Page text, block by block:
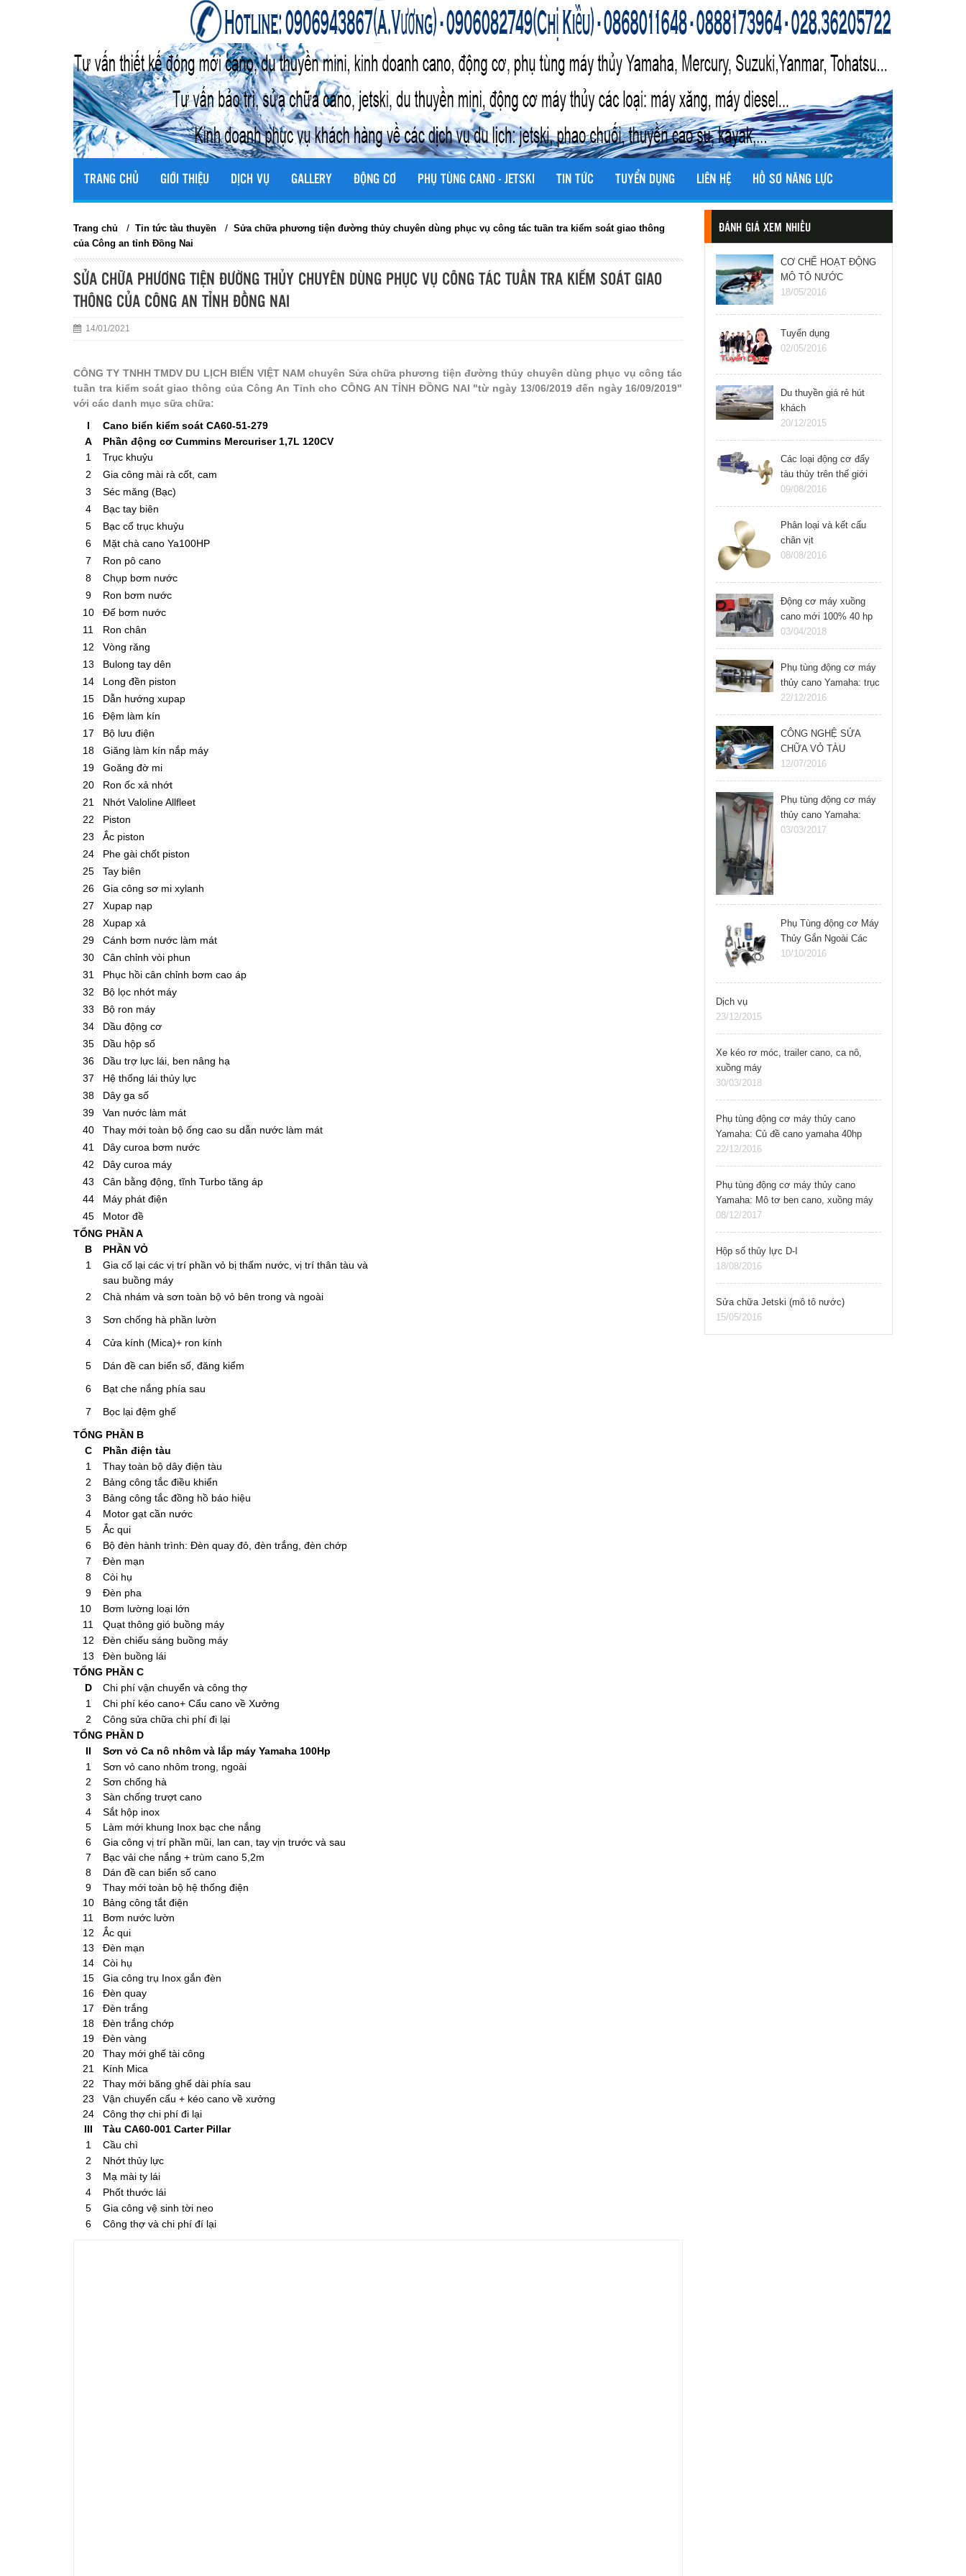
TRANG CHỦ GIỚI THIỆU DỊCH VỤ GALLERY ĐỘNG CƠ PHỤ TÙNG CANO - JETSKI TIN TỨC TUYỂN DỤNG LIÊN HỆ HỒ SƠ NĂNG LỰC
Trang chủ / Tin tức tàu thuyền / Sửa chữa phương tiện đường thủy chuyên dùng phục vụ công tác tuần tra kiểm soát giao thông
của Công an tỉnh Đồng Nai
SỬA CHỮA PHƯƠNG TIỆN ĐƯỜNG THỦY CHUYÊN DÙNG PHỤC VỤ CÔNG TÁC TUẦN TRA KIỂM SOÁT GIAO
THÔNG CỦA CÔNG AN TỈNH ĐỒNG NAI
14/01/2021
CÔNG TY TNHH TMDV DU LỊCH BIỂN VIỆT NAM chuyên Sửa chữa phương tiện đường thủy chuyên dùng phục vụ công tác
tuần tra kiểm soát giao thông của Công An Tỉnh cho CÔNG AN TỈNH ĐỒNG NAI "từ ngày 13/06/2019 đến ngày 16/09/2019"
với các danh mục sữa chữa:
I
Cano biển kiểm soát CA60-51-279
A
Phần động cơ Cummins Mercuriser 1,7L 120CV
1
Trục khuỷu
2
Gia công mài rà cốt, cam
3
Séc măng (Bạc)
4
Bạc tay biên
5
Bạc cổ trục khuỷu
6
Mặt chà cano Ya100HP
7
Ron pô cano
8
Chụp bơm nước
9
Ron bơm nước
10
Đế bơm nước
11
Ron chân
12
Vòng răng
13
Bulong tay dên
14
Long đền piston
15
Dẫn hướng xupap
16
Đệm làm kín
17
Bộ lưu điện
18
Giăng làm kín nắp máy
19
Goăng đờ mi
20
Ron ốc xả nhớt
21
Nhớt Valoline Allfleet
22
Piston
23
Ắc piston
24
Phe gài chốt piston
25
Tay biên
26
Gia công sơ mi xylanh
27
Xupap nạp
28
Xupap xả
29
Cánh bơm nước làm mát
30
Cân chỉnh vòi phun
31
Phục hồi cân chỉnh bơm cao áp
32
Bộ lọc nhớt máy
33
Bộ ron máy
34
Dầu động cơ
35
Dầu hộp số
36
Dầu trợ lực lái, ben nâng hạ
37
Hệ thống lái thủy lực
38
Dây ga số
39
Van nước làm mát
40
Thay mới toàn bộ ống cao su dẫn nước làm mát
41
Dây curoa bơm nước
42
Dây curoa máy
43
Cân bằng động, tĩnh Turbo tăng áp
44
Máy phát điện
45
Motor đề
TỔNG PHẦN A
B
PHẦN VỎ
1
Gia cố lại các vị trí phần vỏ bị thấm nước, vị trí thân tàu và
sau buồng máy
2
Chà nhám và sơn toàn bộ vỏ bên trong và ngoài
3
Sơn chống hà phần lườn
4
Cửa kính (Mica)+ ron kính
5
Dán đề can biển số, đăng kiểm
6
Bạt che nắng phía sau
7
Bọc lại đệm ghế
TỔNG PHẦN B
C
Phần điện tàu
1
Thay toàn bộ dây điện tàu
2
Bảng công tắc điều khiển
3
Bảng công tắc đồng hồ báo hiệu
4
Motor gạt cần nước
5
Ắc qui
6
Bộ đèn hành trình: Đèn quay đỏ, đèn trắng, đèn chớp
7
Đèn mạn
8
Còi hụ
9
Đèn pha
10
Bơm lường loại lớn
11
Quạt thông gió buồng máy
12
Đèn chiếu sáng buồng máy
13
Đèn buồng lái
TỔNG PHẦN C
D
Chi phí vận chuyển và công thợ
1
Chi phí kéo cano+ Cẩu cano về Xưởng
2
Công sửa chữa chi phí đi lại
TỔNG PHẦN D
II
Sơn vỏ Ca nô nhôm và lắp máy Yamaha 100Hp
1
Sơn vỏ cano nhôm trong, ngoài
2
Sơn chống hà
3
Sàn chống trượt cano
4
Sắt hộp inox
5
Làm mới khung Inox bạc che nắng
6
Gia công vị trí phần mũi, lan can, tay vịn trước và sau
7
Bạc vải che nắng + trùm cano 5,2m
8
Dán đề can biển số cano
9
Thay mới toàn bộ hệ thống điện
10
Bảng công tắt điện
11
Bơm nước lườn
12
Ắc qui
13
Đèn mạn
14
Còi hụ
15
Gia công trụ Inox gắn đèn
16
Đèn quay
17
Đèn trắng
18
Đèn trắng chớp
19
Đèn vàng
20
Thay mới ghế tài công
21
Kính Mica
22
Thay mới băng ghế dài phía sau
23
Vận chuyển cẩu + kéo cano về xưởng
24
Công thợ chi phí đi lại
III
Tàu CA60-001 Carter Pillar
1
Cầu chì
2
Nhớt thủy lực
3
Mạ mài ty lái
4
Phốt thước lái
5
Gia công vệ sinh tời neo
6
Công thợ và chi phí đí lại
ĐÁNH GIÁ XEM NHIỀU
CƠ CHẾ HOẠT ĐỘNG
MÔ TÔ NƯỚC
(JETSKI)
18/05/2016
Tuyển dụng
02/05/2016
Du thuyền giá rẻ hút
khách
20/12/2015
Các loại động cơ đẩy
tàu thủy trên thế giới
09/08/2016
Phân loại và kết cấu
chân vịt
08/08/2016
Động cơ máy xuồng
cano mới 100% 40 hp
Yamaha 2 thì
03/04/2018
Phụ tùng động cơ máy
thủy cano Yamaha: trục
khuỷu, cốt máy cano
22/12/2016
CÔNG NGHỆ SỬA
CHỮA VỎ TÀU
COMPOSITE
12/07/2016
Phụ tùng động cơ máy
thủy cano Yamaha:
chân vịt jetski 800 cc
03/03/2017
Phụ Tùng động cơ Máy
Thủy Gắn Ngoài Các
Loại yamaha, Mercury,
10/10/2016
Dịch vụ
23/12/2015
Xe kéo rơ móc, trailer cano, ca nô,
xuồng máy
30/03/2018
Phụ tùng động cơ máy thủy cano
Yamaha: Củ đề cano yamaha 40hp
22/12/2016
Phụ tùng động cơ máy thủy cano
Yamaha: Mô tơ ben cano, xuồng máy
yamaha
08/12/2017
Hộp số thủy lực D-I
18/08/2016
Sửa chữa Jetski (mô tô nước)
15/05/2016